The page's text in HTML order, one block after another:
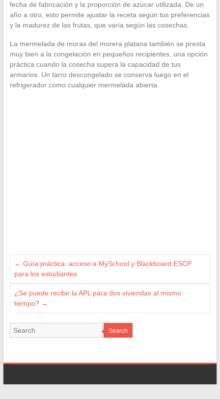
fecha de fabricación y la proporción de azúcar utilizada. De un
año a otro, esto permite ajustar la receta según tus preferencias
y la madurez de las frutas, que varía según las cosechas.
La mermelada de moras del morera platana también se presta
muy bien a la congelación en pequeños recipientes, una opción
práctica cuando la cosecha supera la capacidad de tus
armarios. Un tarro descongelado se conserva luego en el
refrigerador como cualquier mermelada abierta.
← Guía práctica: acceso a MySchool y Blackboard ESCP
para los estudiantes
¿Se puede recibir la APL para dos viviendas al mismo
tiempo? →
Search